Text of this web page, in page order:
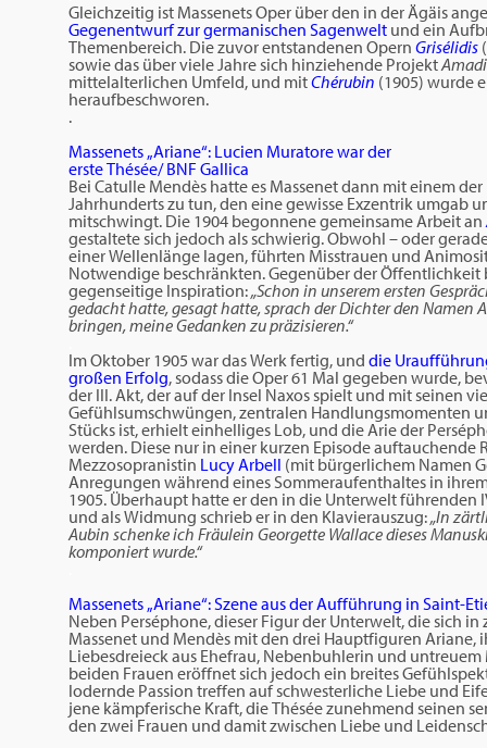
Gleichzeitig ist Massenets Oper über den in der Ägäis
Gegenentwurf zur germanischen Sagenwelt und ein
Themenbereich. Die zuvor entstandenen Opern Grisélidis
sowie das über viele Jahre sich hinziehende Projekt
mittelalterlichen Umfeld, und mitChérubin (1905) wurde
heraufbeschworen.
.
Massenets „Ariane“: Lucien Muratore war der
erste Thésée/ BNF Gallica
Bei Catulle Mendès hatte es Massenet dann mit einem
Jahrhunderts zu tun, den eine gewisse Exzentrik umgab
mitschwingt. Die 1904 begonnene gemeinsame Arbeit an
gestaltete sich jedoch als schwierig. Obwohl – oder
einer Wellenlänge lagen, führten Misstrauen und
Notwendige beschränkten. Gegenüber der
gegenseitige Inspiration:„Schon in unserem ersten
gedacht hatte, gesagt hatte, sprach der Dichter den Namen
bringen, meine Gedanken zu präzisieren.“
Im Oktober 1905 war das Werk fertig, und die
großen Erfolg, sodass die Oper 61 Mal gegeben wurde,
der III. Akt, der auf der Insel Naxos spielt und mit seinen
Gefühlsumschwüngen, zentralen Handlungsmomenten
Stücks ist, erhielt einhelliges Lob, und die Arie der
werden. Diese nur in einer kurzen Episode auftauchende
Mezzosopranistin Lucy Arbell (mit bürgerlichem Namen
Anregungen während eines Sommeraufenthaltes in
1905. Überhaupt hatte er den in die Unterwelt
und als Widmung schrieb er in den Klavierauszug:„In
Aubin schenke ich Fräulein Georgette Wallace dieses
komponiert wurde.“
Massenets „Ariane“: Szene aus der Aufführung in Saint-
Neben Perséphone, dieser Figur der Unterwelt, die sich
Massenet und Mendès mit den drei Hauptfiguren Ariane,
Liebesdreieck aus Ehefrau, Nebenbuhlerin und
beiden Frauen eröffnet sich jedoch ein breites
lodernde Passion treffen auf schwesterliche Liebe und
jene kämpferische Kraft, die Thésée zunehmend seinen
den zwei Frauen und damit zwischen Liebe und